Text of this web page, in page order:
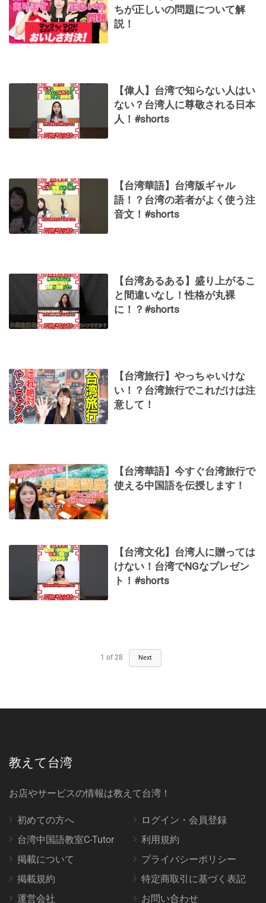
ちが正しいの問題について解
説！
【偉人】台湾で知らない人はい
ない？台湾人に尊敬される日本
人！#shorts
【台湾華語】台湾版ギャル
語！？台湾の若者がよく使う注
音文！#shorts
【台湾あるある】盛り上がるこ
と間違いなし！性格が丸裸
に！？#shorts
【台湾旅行】やっちゃいけな
い！？台湾旅行でこれだけは注
意して！
【台湾華語】今すぐ台湾旅行で
使える中国語を伝授します！
【台湾文化】台湾人に贈っては
けない！台湾でNGなプレゼン
ト！#shorts
1 of 28 Next
教えて台湾
お店やサービスの情報は教えて台湾！
初めての方へ
台湾中国語教室C-Tutor
掲載について
掲載規約
運営会社
ログイン・会員登録
利用規約
プライバシーポリシー
特定商取引に基づく表記
お問い合わせ